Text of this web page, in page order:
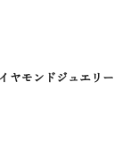
ヤモンドジュエリー